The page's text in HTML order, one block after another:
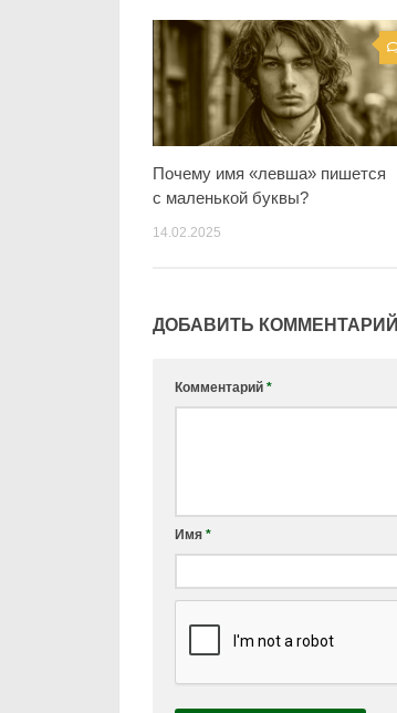
Почему имя «левша» пишется
с маленькой буквы?
14.02.2025
ДОБАВИТЬ КОММЕНТАРИЙ
Комментарий *
Имя *